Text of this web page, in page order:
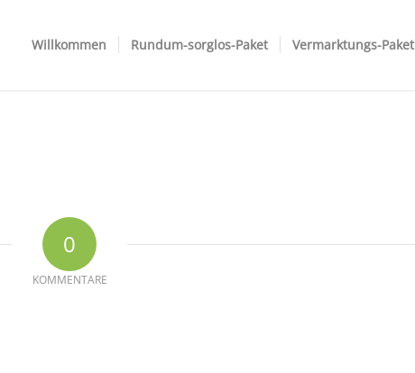
Willkommen Rundum-sorglos-Paket Vermarktungs-Paket
0
KOMMENTARE